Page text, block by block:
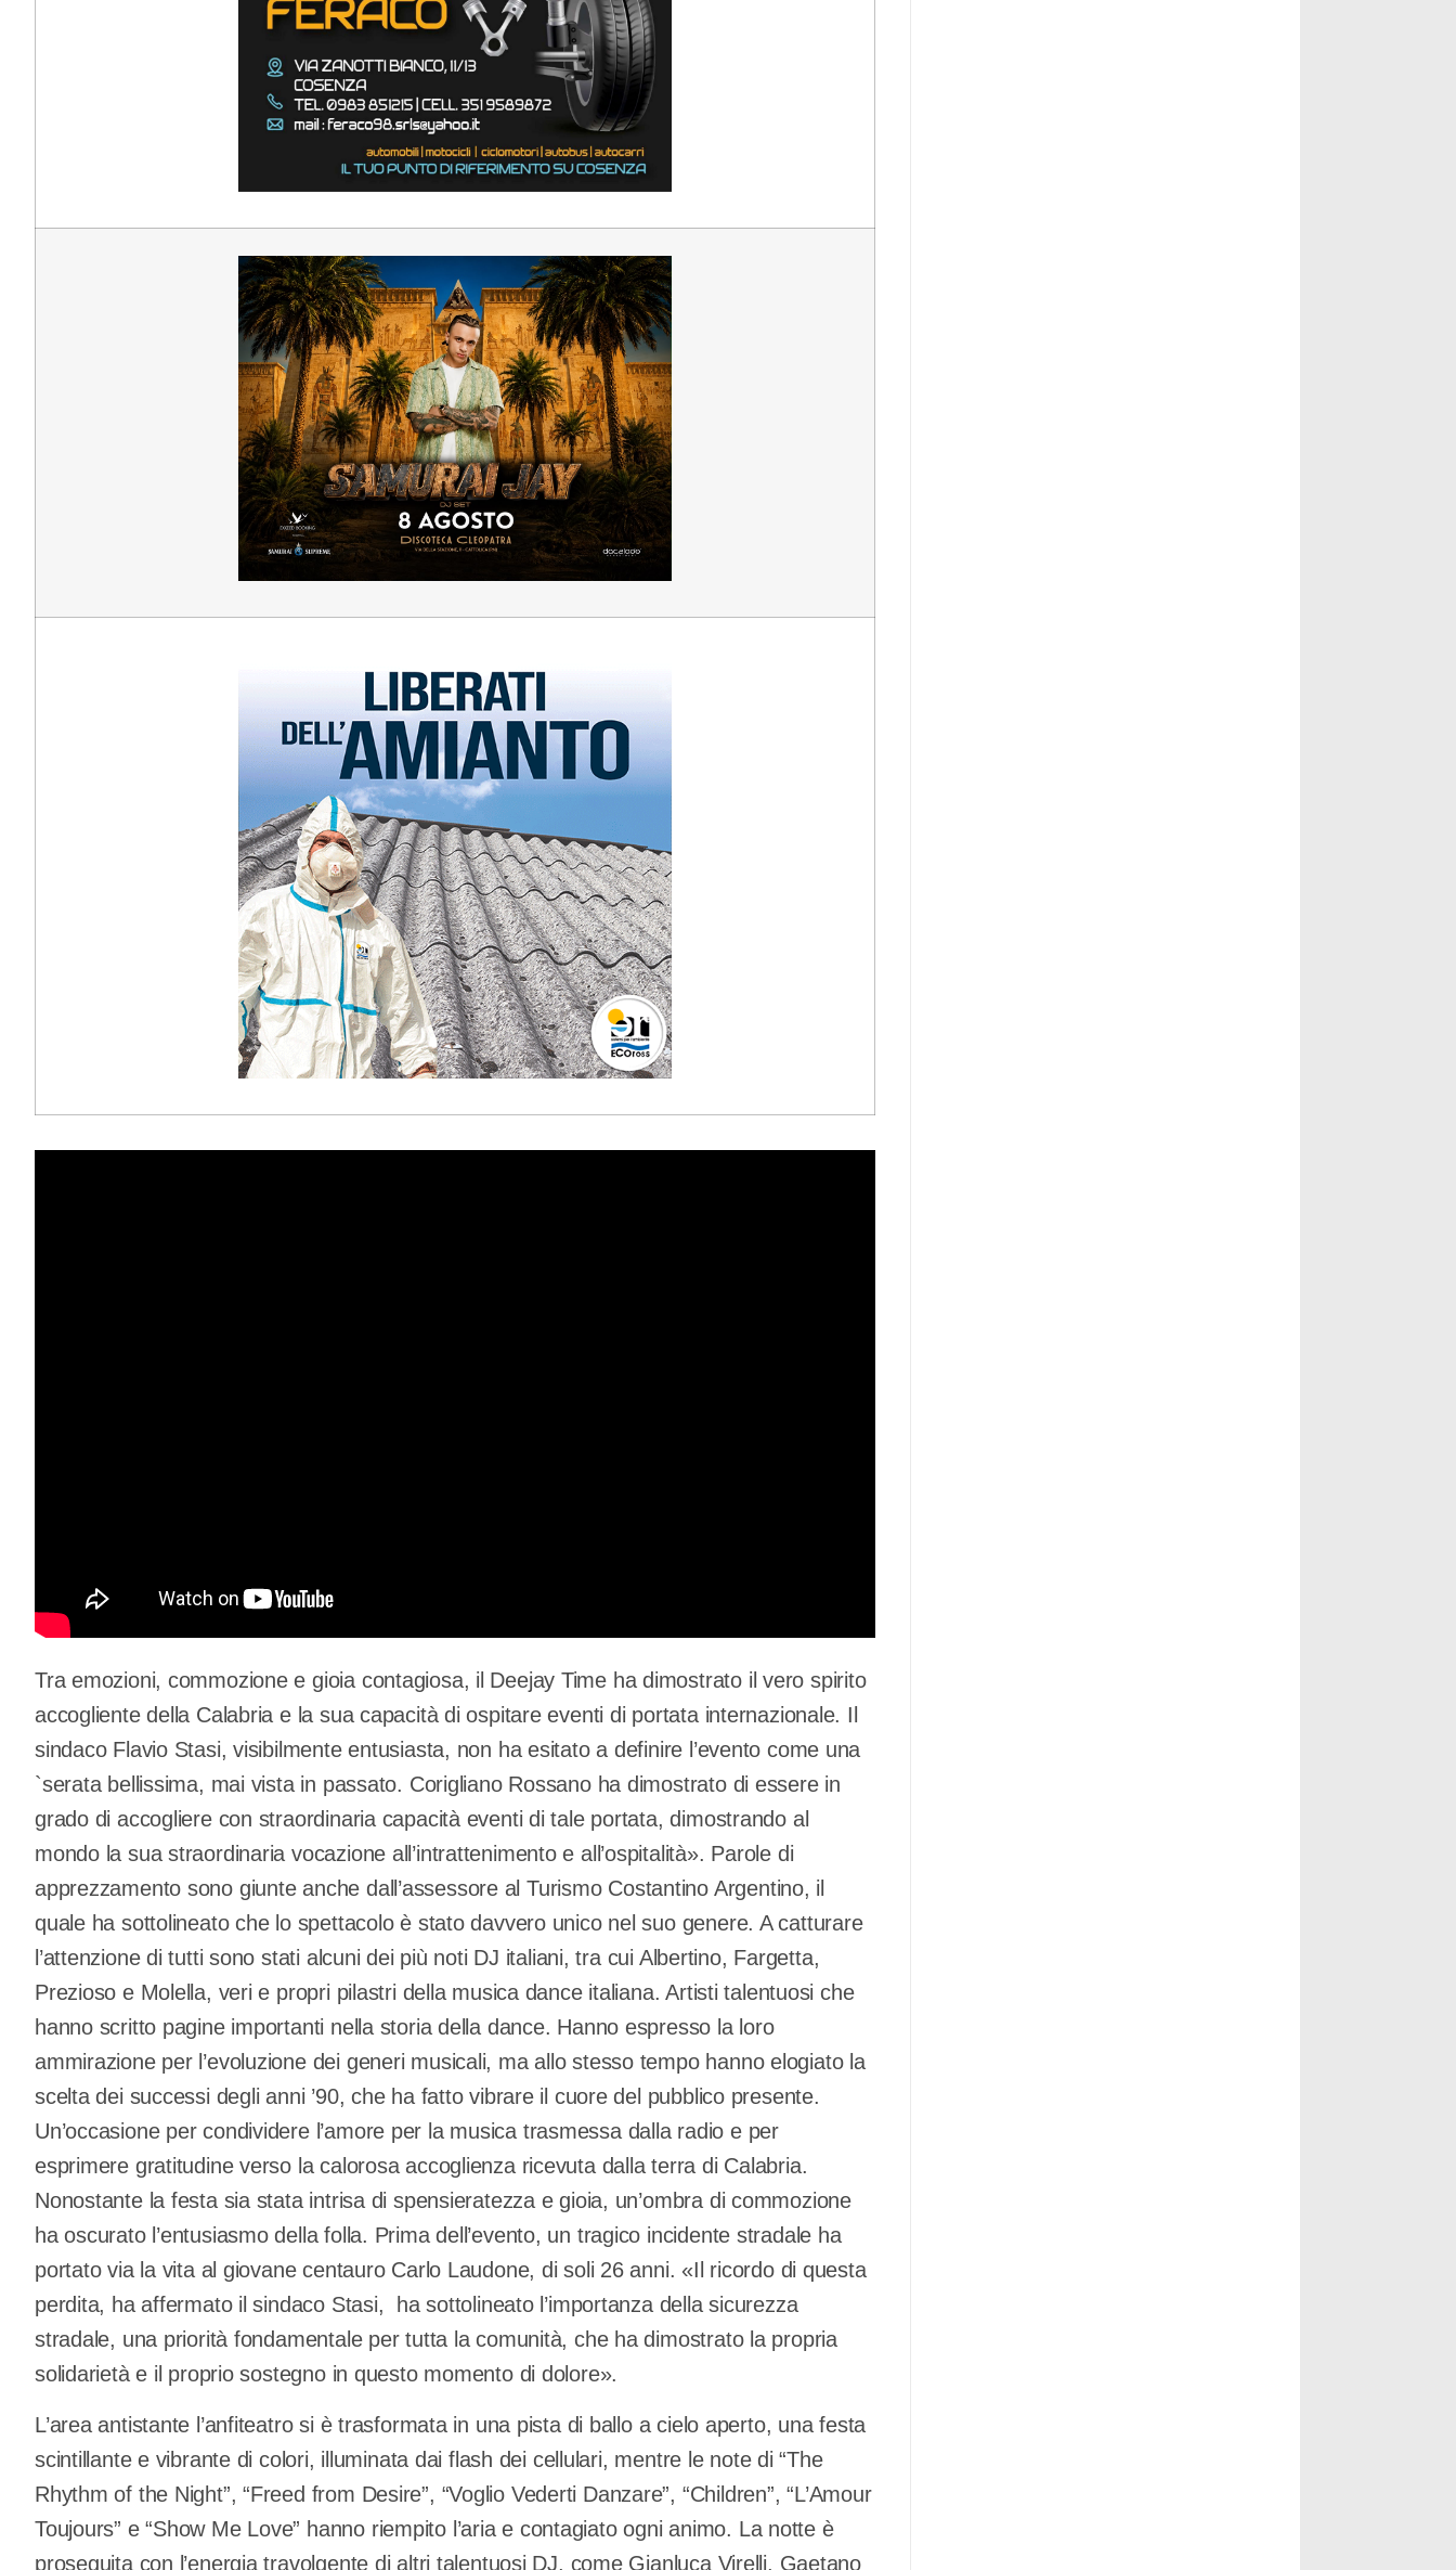
Tra emozioni, commozione e gioia contagiosa, il Deejay Time ha dimostrato il vero spirito
accogliente della Calabria e la sua capacità di ospitare eventi di portata internazionale. Il
sindaco Flavio Stasi, visibilmente entusiasta, non ha esitato a definire l’evento come una
`serata bellissima, mai vista in passato. Corigliano Rossano ha dimostrato di essere in
grado di accogliere con straordinaria capacità eventi di tale portata, dimostrando al
mondo la sua straordinaria vocazione all’intrattenimento e all’ospitalità». Parole di
apprezzamento sono giunte anche dall’assessore al Turismo Costantino Argentino, il
quale ha sottolineato che lo spettacolo è stato davvero unico nel suo genere. A catturare
l’attenzione di tutti sono stati alcuni dei più noti DJ italiani, tra cui Albertino, Fargetta,
Prezioso e Molella, veri e propri pilastri della musica dance italiana. Artisti talentuosi che
hanno scritto pagine importanti nella storia della dance. Hanno espresso la loro
ammirazione per l’evoluzione dei generi musicali, ma allo stesso tempo hanno elogiato la
scelta dei successi degli anni ’90, che ha fatto vibrare il cuore del pubblico presente.
Un’occasione per condividere l’amore per la musica trasmessa dalla radio e per
esprimere gratitudine verso la calorosa accoglienza ricevuta dalla terra di Calabria.
Nonostante la festa sia stata intrisa di spensieratezza e gioia, un’ombra di commozione
ha oscurato l’entusiasmo della folla. Prima dell’evento, un tragico incidente stradale ha
portato via la vita al giovane centauro Carlo Laudone, di soli 26 anni. «Il ricordo di questa
perdita, ha affermato il sindaco Stasi, ha sottolineato l’importanza della sicurezza
stradale, una priorità fondamentale per tutta la comunità, che ha dimostrato la propria
solidarietà e il proprio sostegno in questo momento di dolore».
L’area antistante l’anfiteatro si è trasformata in una pista di ballo a cielo aperto, una festa
scintillante e vibrante di colori, illuminata dai flash dei cellulari, mentre le note di “The
Rhythm of the Night”, “Freed from Desire”, “Voglio Vederti Danzare”, “Children”, “L’Amour
Toujours” e “Show Me Love” hanno riempito l’aria e contagiato ogni animo. La notte è
proseguita con l’energia travolgente di altri talentuosi DJ, come Gianluca Virelli, Gaetano